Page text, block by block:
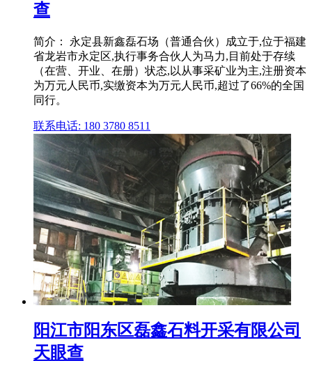
查
简介： 永定县新鑫磊石场（普通合伙）成立于,位于福建
省龙岩市永定区,执行事务合伙人为马力,目前处于存续
（在营、开业、在册）状态,以从事采矿业为主,注册资本
为万元人民币,实缴资本为万元人民币,超过了66%的全国
同行。
联系电话: 180 3780 8511
阳江市阳东区磊鑫石料开采有限公司
天眼查